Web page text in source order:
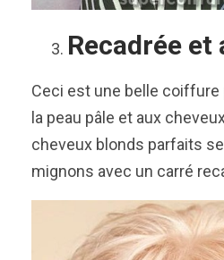
Recadrée et
Ceci est une belle
la peau pâle et aux
cheveux blonds parfaits
mignons avec un carré